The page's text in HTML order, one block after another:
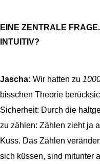
EINE ZENTRALE
INTUITIV?
Jascha: Wir hatten zu
bisschen Theorie
Sicherheit: Durch die
zu zählen: Zählen zieht ja
Kuss. Das Zählen
sich küssen, sind mitunter